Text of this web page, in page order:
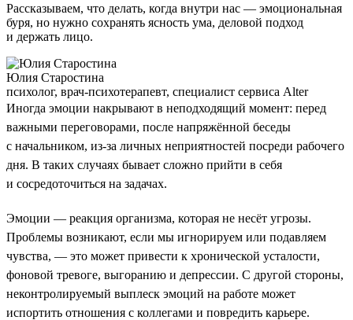
Рассказываем, что делать, когда внутри нас — эмоциональная
буря, но нужно сохранять ясность ума, деловой подход
и держать лицо.
Юлия Старостина
психолог, врач-психотерапевт, специалист сервиса Alter
Иногда эмоции накрывают в неподходящий момент: перед
важными переговорами, после напряжённой беседы
с начальником, из-за личных неприятностей посреди рабочего
дня. В таких случаях бывает сложно прийти в себя
и сосредоточиться на задачах.
Эмоции — реакция организма, которая не несёт угрозы.
Проблемы возникают, если мы игнорируем или подавляем
чувства, — это может привести к хронической усталости,
фоновой тревоге, выгоранию и депрессии. С другой стороны,
неконтролируемый выплеск эмоций на работе может
испортить отношения с коллегами и повредить карьере.